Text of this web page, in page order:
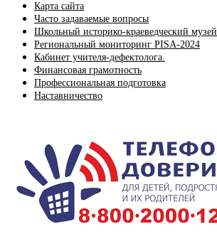
Карта сайта
Часто задаваемые вопросы
Школьный историко-краеведческий музей
Региональный мониторинг PISA-2024
Кабинет учителя-дефектолога.
Финансовая грамотность
Профессиональная подготовка
Наставничество